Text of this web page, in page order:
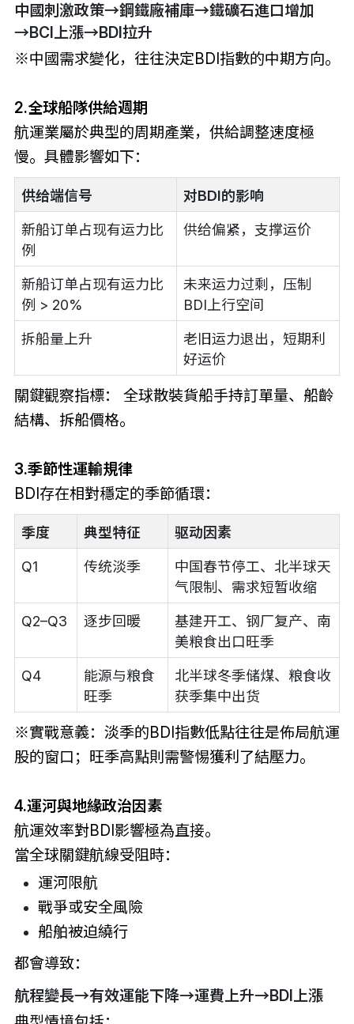
中國刺激政策→鋼鐵廠補庫→鐵礦石進口增加
→BCI上漲→BDI拉升
※中國需求變化，往往決定BDI指數的中期方向。
2.全球船隊供給週期
航運業屬於典型的周期產業，供給調整速度極
慢。具體影響如下：
供给端信号 对BDI的影响
新船订单占现有运力比
例
供给偏紧，支撑运价
新船订单占现有运力比
例 > 20%
未来运力过剩，压制
BDI上行空间
拆船量上升
老旧运力退出，短期利
好运价
關鍵觀察指標： 全球散裝貨船手持訂單量、船齡
結構、拆船價格。
3.季節性運輸規律
BDI存在相對穩定的季節循環：
季度 典型特征 驱动因素
Q1 传统淡季
中国春节停工、北半球天
气限制、需求短暂收缩
Q2–Q3 逐步回暖
基建开工、钢厂复产、南
美粮食出口旺季
Q4
能源与粮食
旺季
北半球冬季储煤、粮食收
获季集中出货
※實戰意義：淡季的BDI指數低點往往是佈局航運
股的窗口；旺季高點則需警惕獲利了結壓力。
4.運河與地緣政治因素
航運效率對BDI影響極為直接。
當全球關鍵航線受阻時：
運河限航
戰爭或安全風險
船舶被迫繞行
都會導致：
航程變長→有效運能下降→運費上升→BDI上漲